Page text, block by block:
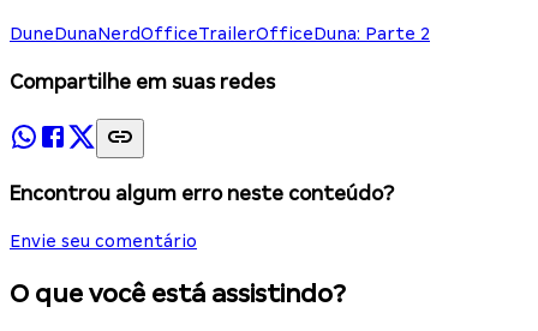
DuneDunaNerdOfficeTrailerOfficeDuna: Parte 2
Compartilhe em suas redes
Encontrou algum erro neste conteúdo?
Envie seu comentário
O que você está assistindo?